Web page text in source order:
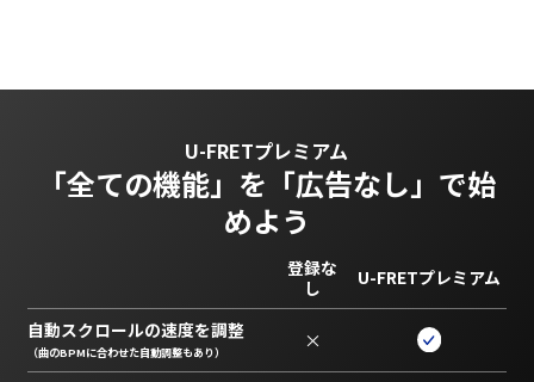
U-FRETプレミアム
「全ての機能」を 「広告なし」で始
めよう
登録な
し
U-FRETプレミアム
自動スクロールの速度を調整
（曲のBPMに合わせた自動調整もあり） ×